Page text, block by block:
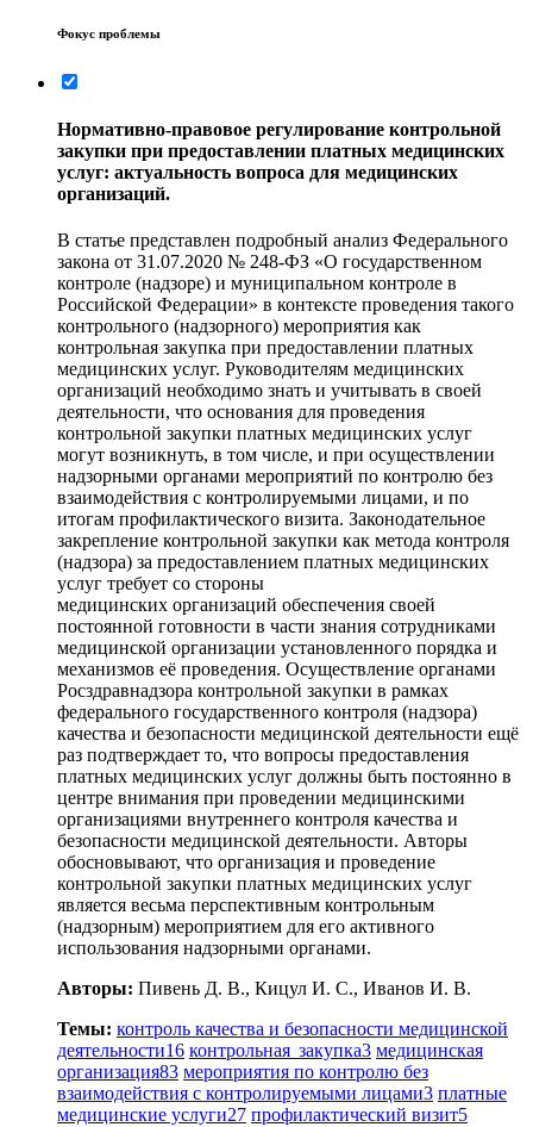
Фокус проблемы
Нормативно-правовое регулирование контрольной
закупки при предоставлении платных медицинских
услуг: актуальность вопроса для медицинских
организаций.
В статье представлен подробный анализ Федерального
закона от 31.07.2020 № 248-ФЗ «О государственном
контроле (надзоре) и муниципальном контроле в
Российской Федерации» в контексте проведения такого
контрольного (надзорного) мероприятия как
контрольная закупка при предоставлении платных
медицинских услуг. Руководителям медицинских
организаций необходимо знать и учитывать в своей
деятельности, что основания для проведения
контрольной закупки платных медицинских услуг
могут возникнуть, в том числе, и при осуществлении
надзорными органами мероприятий по контролю без
взаимодействия с контролируемыми лицами, и по
итогам профилактического визита. Законодательное
закрепление контрольной закупки как метода контроля
(надзора) за предоставлением платных медицинских
услуг требует со стороны
медицинских организаций обеспечения своей
постоянной готовности в части знания сотрудниками
медицинской организации установленного порядка и
механизмов её проведения. Осуществление органами
Росздравнадзора контрольной закупки в рамках
федерального государственного контроля (надзора)
качества и безопасности медицинской деятельности ещё
раз подтверждает то, что вопросы предоставления
платных медицинских услуг должны быть постоянно в
центре внимания при проведении медицинскими
организациями внутреннего контроля качества и
безопасности медицинской деятельности. Авторы
обосновывают, что организация и проведение
контрольной закупки платных медицинских услуг
является весьма перспективным контрольным
(надзорным) мероприятием для его активного
использования надзорными органами.
Авторы: Пивень Д. В., Кицул И. С., Иванов И. В.
Темы: контроль качества и безопасности медицинской
деятельности16 контрольная закупка3 медицинская
организация83 мероприятия по контролю без
взаимодействия с контролируемыми лицами3 платные
медицинские услуги27 профилактический визит5